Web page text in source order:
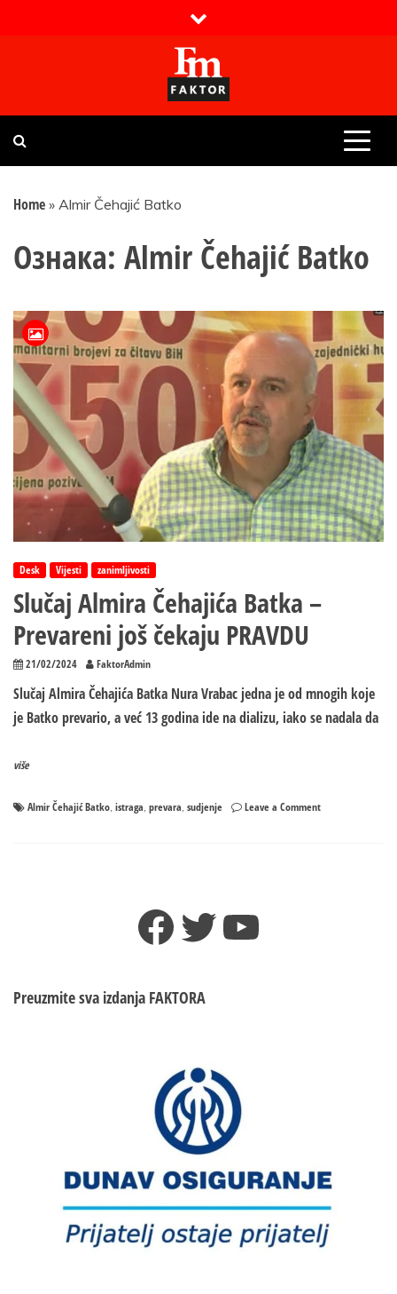
Faktor magazin
Uvijek presudan
Home » Almir Čehajić Batko
Ознака: Almir Čehajić Batko
Desk Vijesti zanimljivosti
Slučaj Almira Čehajića Batka –
Prevareni još čekaju PRAVDU
21/02/2024 FaktorAdmin
Slučaj Almira Čehajića Batka Nura Vrabac jedna je od mnogih koje
je Batko prevario, a već 13 godina ide na dializu, iako se nadala da
više
Almir Čehajić Batko, istraga, prevara, sudjenje Leave a Commenton
Facebook
TwitterYouTube
Preuzmite sva izdanja FAKTORA